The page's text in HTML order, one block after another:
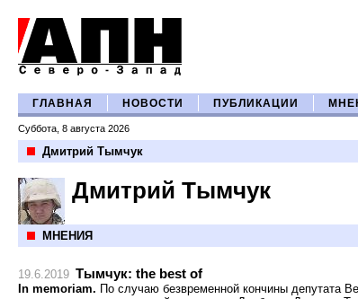
ГЛАВНАЯ НОВОСТИ ПУБЛИКАЦИИ
Суббота, 8 августа 2026
Дмитрий Тымчук
Дмитрий Тымчук
МНЕНИЯ
19.6.2019 Тымчук: the best of
In memoriam. По случаю безвременной кончины депутата